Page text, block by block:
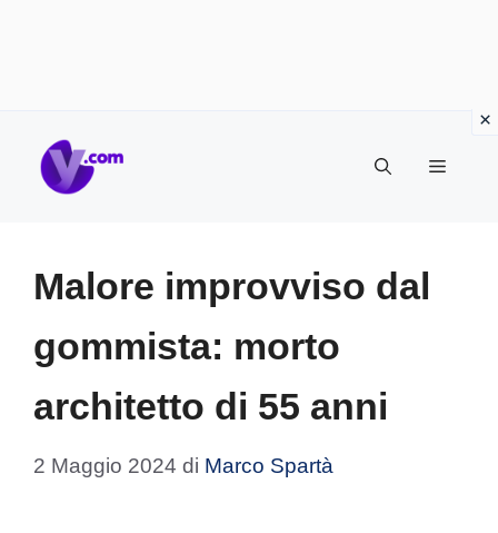
Menu
Malore improvviso dal
gommista: morto
architetto di 55 anni
2 Maggio 2024 di Marco Spartà